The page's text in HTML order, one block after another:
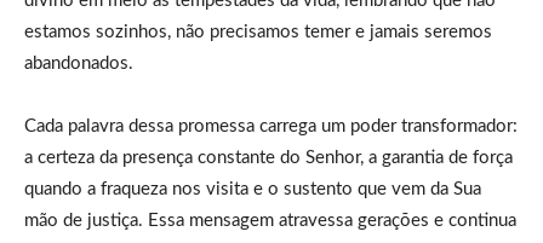
estamos sozinhos, não precisamos temer e jamais seremos
abandonados.
Cada palavra dessa promessa carrega um poder transformador:
a certeza da presença constante do Senhor, a garantia de força
quando a fraqueza nos visita e o sustento que vem da Sua
mão de justiça. Essa mensagem atravessa gerações e continua